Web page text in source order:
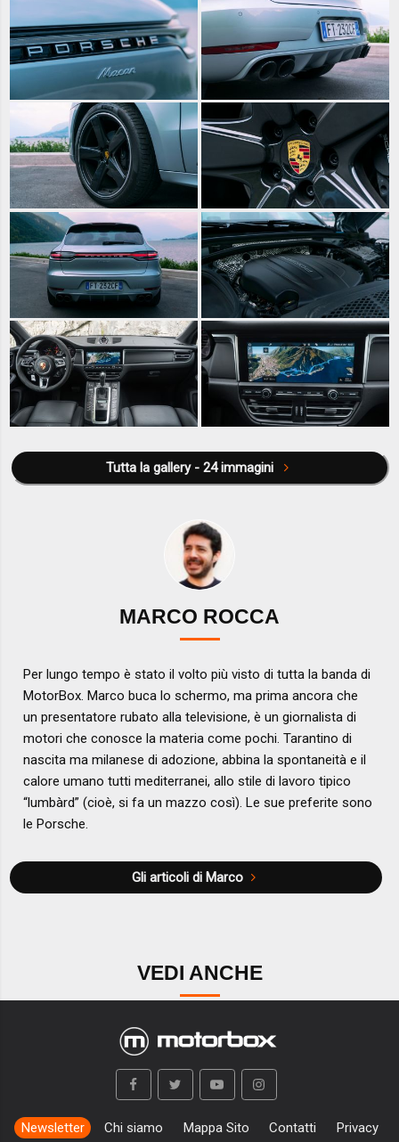
Tutta la gallery - 24 immagini
MARCO ROCCA
Per lungo tempo è stato il volto più visto di tutta la banda di
MotorBox. Marco buca lo schermo, ma prima ancora che
un presentatore rubato alla televisione, è un giornalista di
motori che conosce la materia come pochi. Tarantino di
nascita ma milanese di adozione, abbina la spontaneità e il
calore umano tutti mediterranei, allo stile di lavoro tipico
“lumbàrd” (cioè, si fa un mazzo così). Le sue preferite sono
le Porsche.
Gli articoli di Marco
VEDI ANCHE
Newsletter Chi siamo Mappa Sito Contatti Privacy